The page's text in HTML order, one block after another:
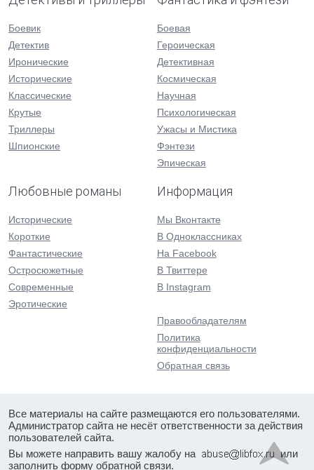
Боевик
Детектив
Иронические
Исторические
Классические
Крутые
Триллеры
Шпионские
Боевая
Героическая
Детективная
Космическая
Научная
Психологическая
Ужасы и Мистика
Фэнтези
Эпическая
Любовные романы
Исторические
Короткие
Фантастические
Остросюжетные
Современные
Эротические
Информация
Мы Вконтакте
В Одноклассниках
На Facebook
В Твиттере
В Instagram
Правообладателям
Политика
конфиденциальности
Обратная связь
Все материалы на сайте размещаются его пользователями.
Администратор сайта не несёт ответственности за действия
пользователей сайта.
Вы можете направить вашу жалобу на
или
заполнить форму обратной связи.